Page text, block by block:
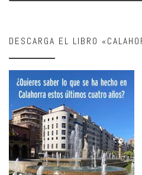
DESCARGA EL LIBRO